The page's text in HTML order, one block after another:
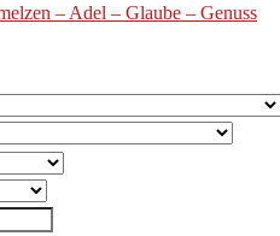
– Adel – Glaube – Genuss